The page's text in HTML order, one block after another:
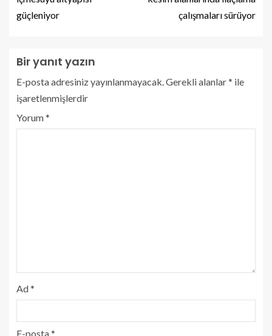
güçleniyor
çalışmaları sürüyor
Bir yanıt yazın
E-posta adresiniz yayınlanmayacak.Gerekli alanlar* ile
işaretlenmişlerdir
Yorum*
Ad*
E-posta*